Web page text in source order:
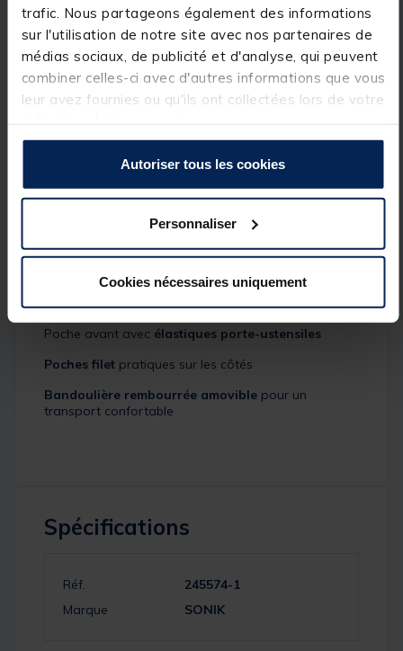
trafic. Nous partageons également des informations
sur l'utilisation de notre site avec nos partenaires de
médias sociaux, de publicité et d'analyse, qui peuvent
combiner celles-ci avec d'autres informations que vous
leur avez fournies ou qu'ils ont collectées lors de votre
Autoriser tous les cookies
Personnaliser
Cookies nécessaires uniquement
Intérieurentièrement doubléetisolépour garder le
contenu au frais
Poche spécialesandwich toaster / poêle
Séparateur isotherme amovible(Velcro) pour
Double zip: ouverture parextrémité,coinoucôté
Structurerigide renforcéepour une meilleure
stabilité
Poche avant avec élastiques porte-ustensiles
Poches filet pratiques sur les côtés
Bandoulière rembourrée amovible pour un
transport confortable
Spécifications
Réf.
245574-1
Marque
SONIK